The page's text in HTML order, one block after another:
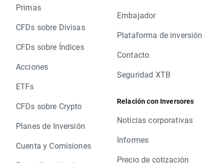
Primas
CFDs sobre Divisas
CFDs sobre Índices
Acciones
ETFs
CFDs sobre Crypto
Planes de Inversión
Cuenta y Comisiones
Embajador
Plataforma de inversión
Contacto
Seguridad XTB
Relación con Inversores
Noticias corporativas
Informes
Precio de cotización